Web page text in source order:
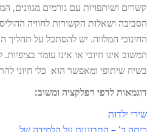
קשרים ושותפויות עם גורמים
הסביבה ושאלות הקשורות לחוויה
החינוכי המלווה. יש להסתכל על
המשוב אינו חיובי או אינו עומד
בשיח שיתופי ומאפשר הוא כלי חיוני
דוגמאות לדפי רפלקציה ומשוב:
שירי ילדות